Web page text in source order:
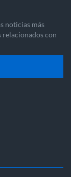
noticias más
relacionados con